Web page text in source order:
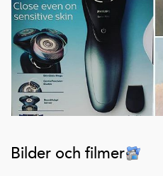
Bilder och filmer